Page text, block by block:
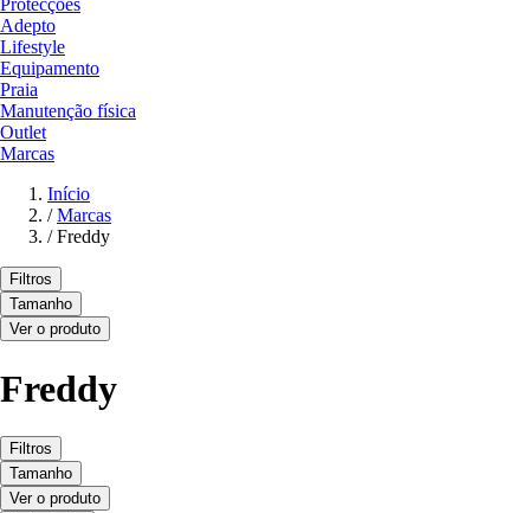
Protecções
Adepto
Lifestyle
Equipamento
Praia
Manutenção física
Outlet
Marcas
Início
/ Marcas
/ Freddy
Filtros
Tamanho
Ver o produto
Freddy
Filtros
Tamanho
Ver o produto